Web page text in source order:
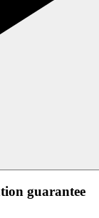
guarantee